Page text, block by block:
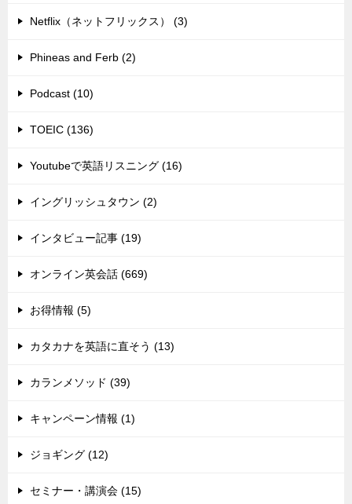
Netflix（ネットフリックス） (3)
Phineas and Ferb (2)
Podcast (10)
TOEIC (136)
Youtubeで英語リスニング (16)
イングリッシュタウン (2)
インタビュー記事 (19)
オンライン英会話 (669)
お得情報 (5)
カタカナを英語に直そう (13)
カランメソッド (39)
キャンペーン情報 (1)
ジョギング (12)
セミナー・講演会 (15)